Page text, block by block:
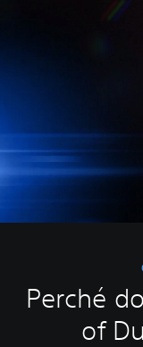
Perché
of